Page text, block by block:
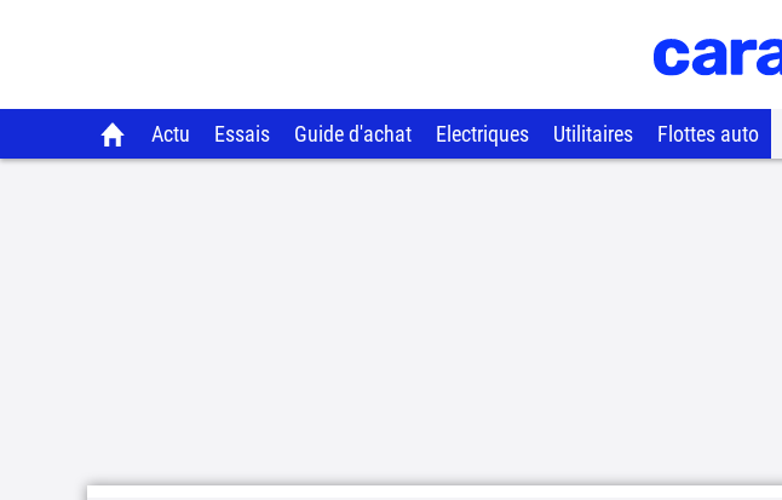
Actu Essais Guide d'achat Electriques Utilitaires Flottes auto